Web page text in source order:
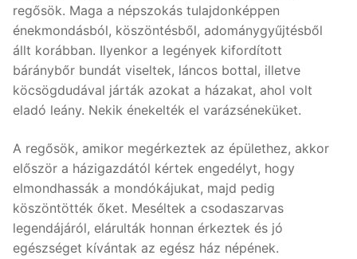
regősök. Maga a népszokás tulajdonképpen
énekmondásból, köszöntésből, adománygyűjtésből
állt korábban. Ilyenkor a legények kifordított
báránybőr bundát viseltek, láncos bottal, illetve
köcsögdudával járták azokat a házakat, ahol volt
eladó leány. Nekik énekelték el varázséneküket.
A regősök, amikor megérkeztek az épülethez, akkor
először a házigazdától kértek engedélyt, hogy
elmondhassák a mondókájukat, majd pedig
köszöntötték őket. Meséltek a csodaszarvas
legendájáról, elárulták honnan érkeztek és jó
egészséget kívántak az egész ház népének.